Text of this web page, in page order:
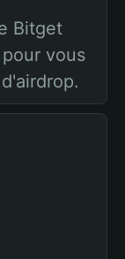
Bitget
vous